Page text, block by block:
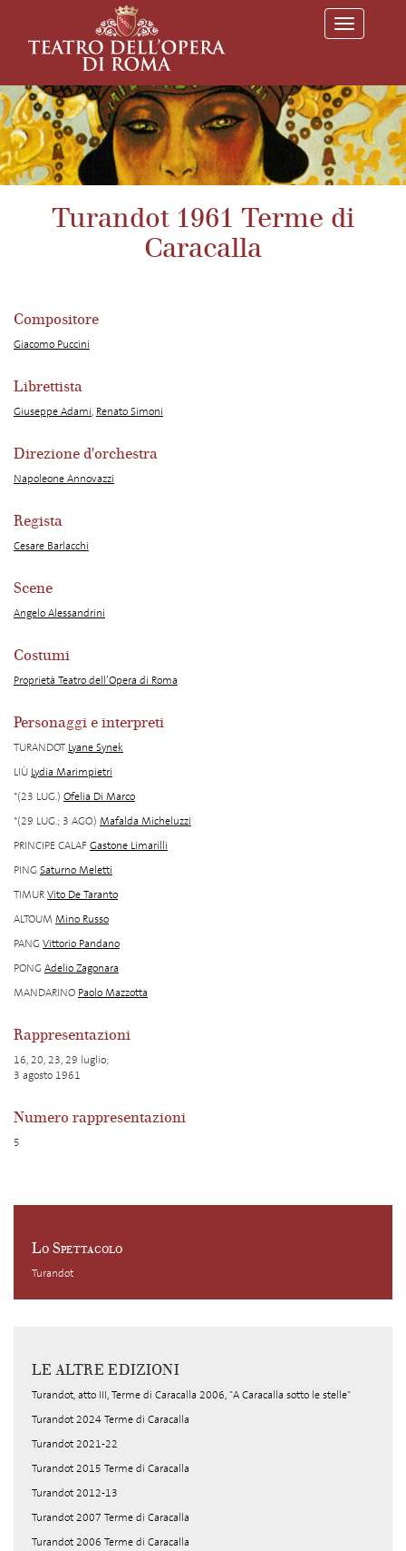
T
o
l
e
a
v
i
g
t
i
Turandot 1961 Terme di
Caracalla
Compositore
Giacomo Puccini
Librettista
Giuseppe Adami, Renato Simoni
Direzione d'orchestra
Napoleone Annovazzi
Regista
Cesare Barlacchi
Scene
Angelo Alessandrini
Costumi
Proprietà Teatro dell’Opera di Roma
Personaggi e interpreti
TURANDOT Lyane Synek
LIÙ Lydia Marimpietri
*(23 LUG.) Ofelia Di Marco
*(29 LUG.; 3 AGO.) Mafalda Micheluzzi
PRINCIPE CALAFGastone Limarilli
PINGSaturno Meletti
TIMURVito De Taranto
ALTOUM Mino Russo
PANGVittorio Pandano
PONGAdelio Zagonara
MANDARINO Paolo Mazzotta
Rappresentazioni
16, 20, 23, 29 luglio;
3 agosto 1961
Numero rappresentazioni
5
Lo Spettacolo
Turandot
LE ALTRE EDIZIONI
Turandot, atto III, Terme di Caracalla 2006, "A Caracalla sotto le stelle"
Turandot 2024 Terme di Caracalla
Turandot 2021-22
Turandot 2015 Terme di Caracalla
Turandot 2012-13
Turandot 2007 Terme di Caracalla
Turandot 2006 Terme di Caracalla